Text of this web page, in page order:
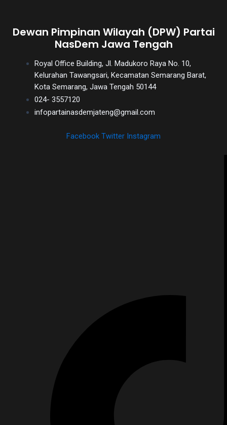
Dewan Pimpinan Wilayah (DPW) Partai
NasDem Jawa Tengah
Royal Office Building, Jl. Madukoro Raya No. 10,
Kelurahan Tawangsari, Kecamatan Semarang Barat,
Kota Semarang, Jawa Tengah 50144
024- 3557120
infopartainasdemjateng@gmail.com
Facebook Twitter Instagram